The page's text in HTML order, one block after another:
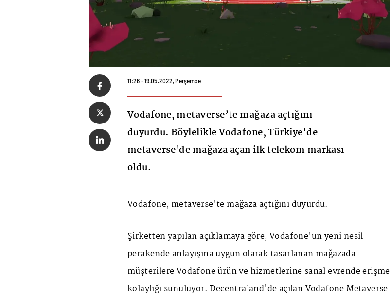
11:26 - 19.05.2022, Perşembe
Vodafone, metaverse’te mağaza açtığını
duyurdu. Böylelikle Vodafone, Türkiye'de
metaverse'de mağaza açan ilk telekom markası
oldu.
Vodafone, metaverse'te mağaza açtığını duyurdu.
Şirketten yapılan açıklamaya göre, Vodafone'un yeni nesil
perakende anlayışına uygun olarak tasarlanan mağazada
müşterilere Vodafone ürün ve hizmetlerine sanal evrende erişme
kolaylığı sunuluyor. Decentraland'de açılan Vodafone Metaverse